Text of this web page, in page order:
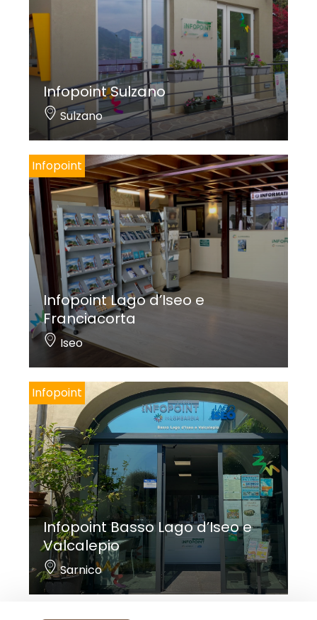
Infopoint Sulzano
Sulzano
Infopoint
Infopoint Lago d’Iseo e
Franciacorta
Iseo
Infopoint
Infopoint Basso Lago d’Iseo e
Valcalepio
Sarnico